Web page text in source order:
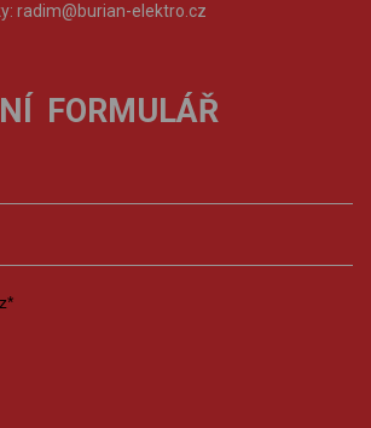
radim@burian-elektro.cz
FORMULÁŘ